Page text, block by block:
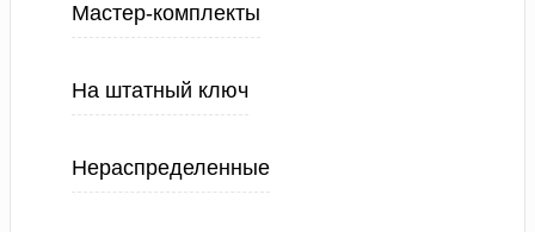
Мастер-комплекты
На штатный ключ
Нераспределенные